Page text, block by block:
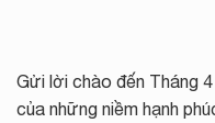
Gửi lời chào đến Tháng
của những niềm hạnh